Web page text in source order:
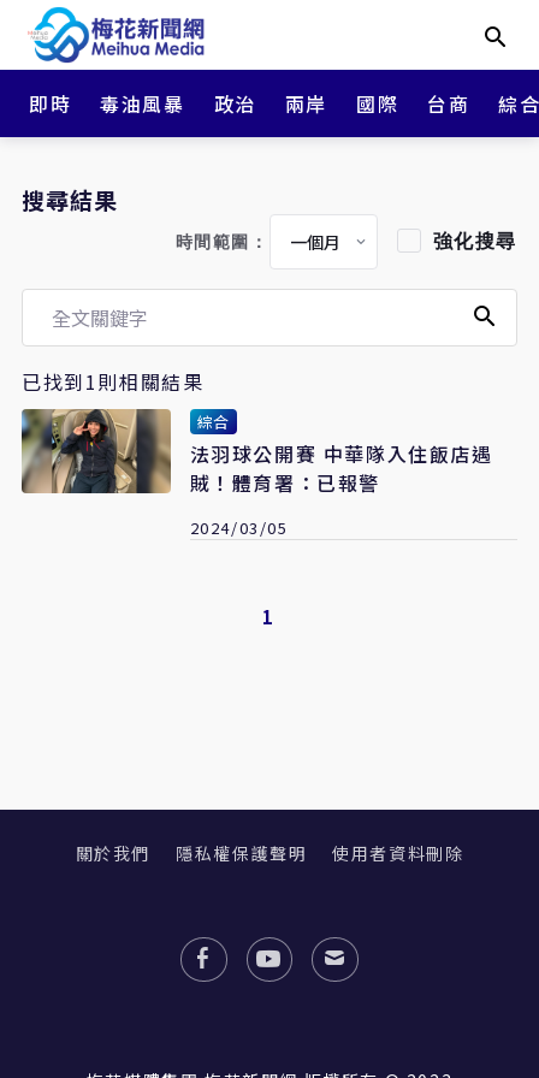
即時 毒油風暴 政治 兩岸 國際 台商 綜
搜尋結果
時間範圍： 強化搜尋
已找到1則相關結果
綜合
法羽球公開賽 中華隊入住飯店遇
賊！體育署：已報警
2024/03/05
1
關於我們 隱私權保護聲明 使用者資料刪除